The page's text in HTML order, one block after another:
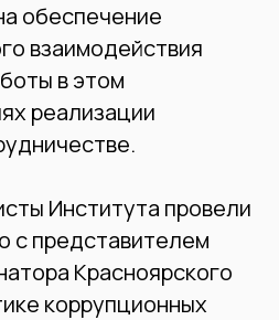
обеспечение
взаимодействия
в этом
реализации
Института провели
с представителем
Красноярского
коррупционных